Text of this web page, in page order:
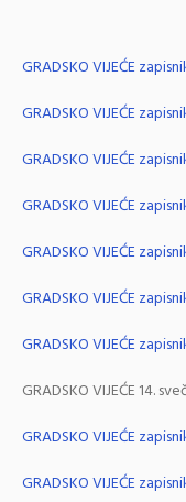
GRADSKO VIJEĆE
GRADSKO VIJEĆE
GRADSKO VIJEĆE
GRADSKO VIJEĆE
GRADSKO VIJEĆE
GRADSKO VIJEĆE
GRADSKO VIJEĆE
GRADSKO VIJEĆE 14.
GRADSKO VIJEĆE
GRADSKO VIJEĆE